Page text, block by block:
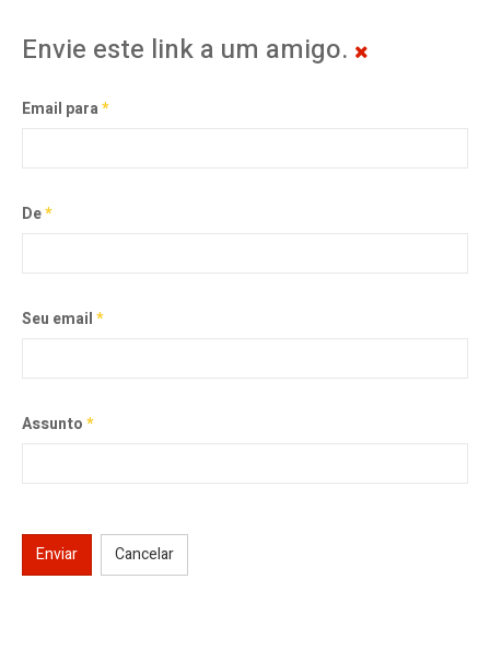
Envie este link a um amigo.
Email para*
De*
Seu email*
Assunto*
Enviar Cancelar